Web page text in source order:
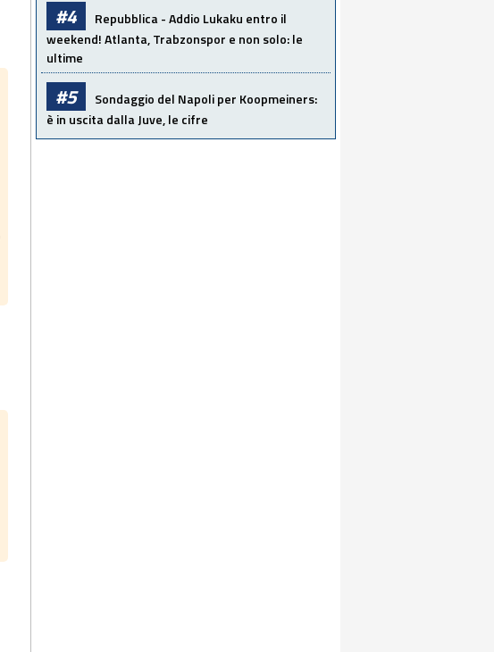
#4
Repubblica - Addio Lukaku entro il
weekend! Atlanta, Trabzonspor e non solo: le
ultime
#5
Sondaggio del Napoli per Koopmeiners:
è in uscita dalla Juve, le cifre